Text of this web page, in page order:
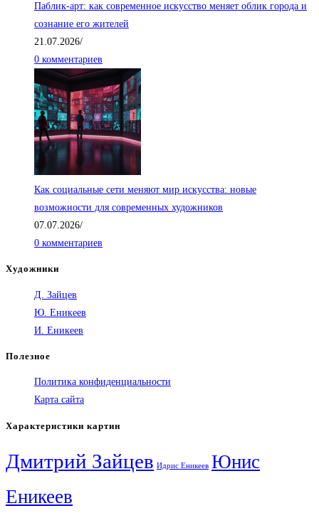
Паблик-арт: как современное искусство меняет облик города и
сознание его жителей
21.07.2026/
0 комментариев
Как социальные сети меняют мир искусства: новые
возможности для современных художников
07.07.2026/
0 комментариев
Художники
Д. Зайцев
Ю. Еникеев
И. Еникеев
Полезное
Политика конфиденциальности
Карта сайта
Характеристики картин
Дмитрий Зайцев Идрис Еникеев Юнис
Еникеев